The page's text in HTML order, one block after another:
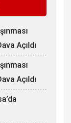
Açıldı
Açıldı